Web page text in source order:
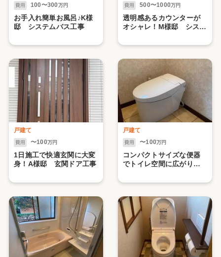
費用 100〜300万円
お手入れ簡単お風呂♪K様
邸 システムバス工事
費用 500〜1000万円
透明感あるカウンターが
オシャレ！M様邸 システ
戸建て
費用 〜100万円
1日施工で快適玄関に大変
身！A様邸 玄関ドア工事
戸建て
費用 〜100万円
コンパクトサイズな便器
でトイレ空間に広がり